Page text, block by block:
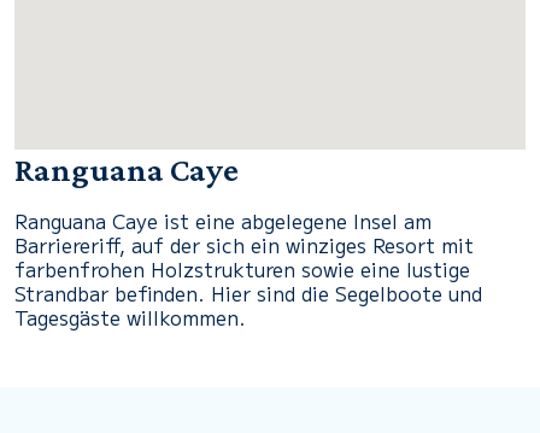
Ranguana Caye
Ranguana Caye ist eine abgelegene Insel am
Barriereriff, auf der sich ein winziges Resort mit
farbenfrohen Holzstrukturen sowie eine lustige
Strandbar befinden. Hier sind die Segelboote und
Tagesgäste willkommen.